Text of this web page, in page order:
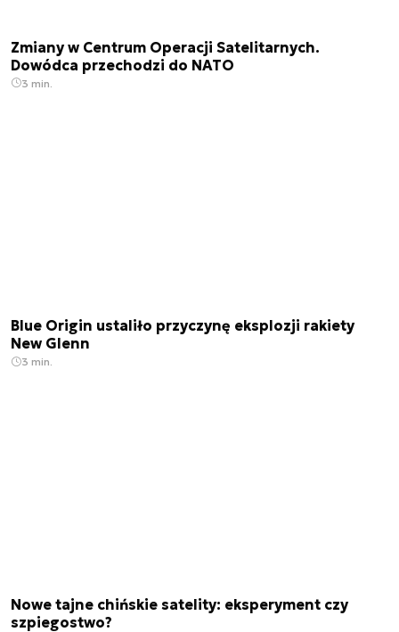
Zmiany w Centrum Operacji Satelitarnych.
Dowódca przechodzi do NATO
3 min.
Blue Origin ustaliło przyczynę eksplozji rakiety
New Glenn
3 min.
Nowe tajne chińskie satelity: eksperyment czy
szpiegostwo?